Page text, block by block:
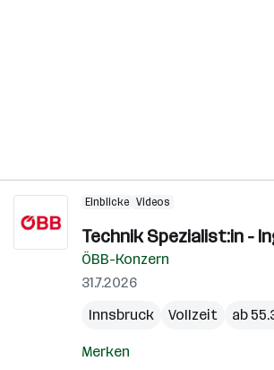
Einblicke Videos
Technik Spezialist:in -
ÖBB-Konzern
31.7.2026
Innsbruck
Vollzeit ab
Merken